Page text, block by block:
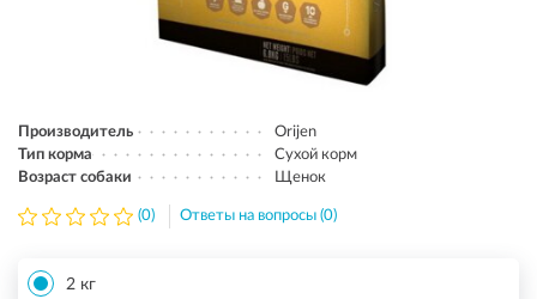
Производитель
Orijen
Тип корма
Сухой корм
Возраст собаки
Щенок
(0) Ответы на вопросы (0)
2 кг